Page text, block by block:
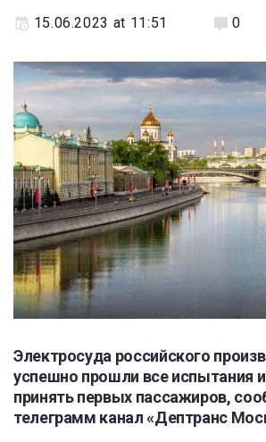
15.06.2023 at 11:51 0
Электросуда российского
успешно прошли все испытания
принять первых пассажиров,
телеграмм канал «Дептранс